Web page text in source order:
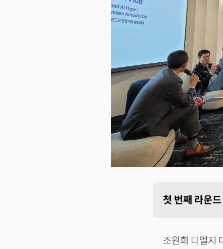
첫 번째 라운
조원희 디엘지